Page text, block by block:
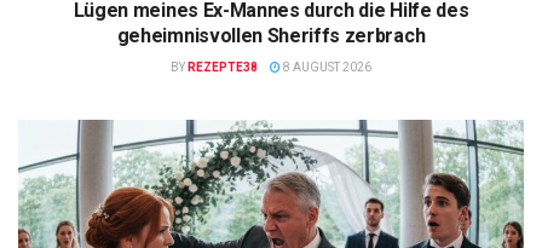
Lügen meines Ex-Mannes durch die Hilfe des
geheimnisvollen Sheriffs zerbrach
BY REZEPTE38 8 AUGUST 2026